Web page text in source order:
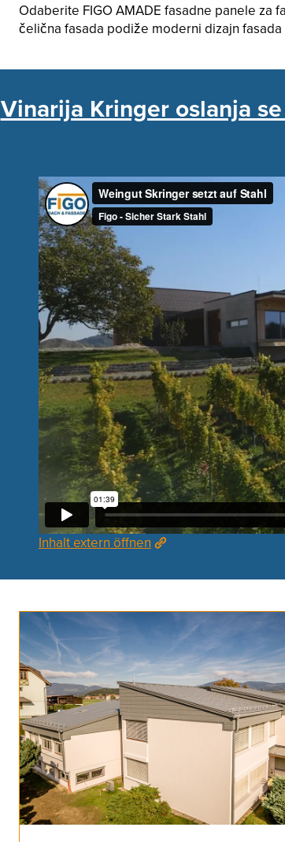
Odaberite FIGO AMADE fasadne panele za
čelična fasada podiže moderni dizajn
Vinarija Kringer oslanja
Alles anzeigen
Inhalt extern öffnen